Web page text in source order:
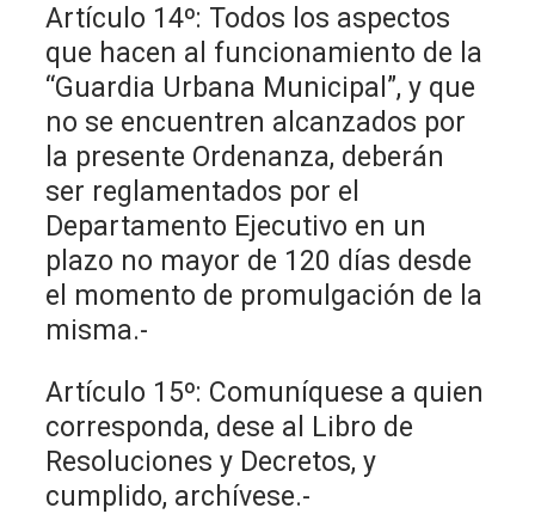
Artículo 14º: Todos los aspectos
que hacen al funcionamiento de la
“Guardia Urbana Municipal”, y que
no se encuentren alcanzados por
la presente Ordenanza, deberán
ser reglamentados por el
Departamento Ejecutivo en un
plazo no mayor de 120 días desde
el momento de promulgación de la
misma.-
Artículo 15º: Comuníquese a quien
corresponda, dese al Libro de
Resoluciones y Decretos, y
cumplido, archívese.-